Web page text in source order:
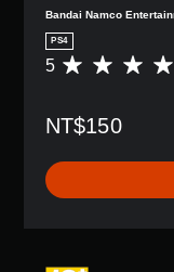
Bandai Namco
PS4
平
分
5
顆
星
5
NT$150